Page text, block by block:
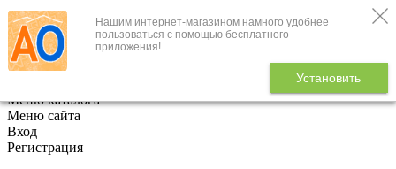
Нашим интернет-магазином намного удобнее
пользоваться с помощью бесплатного
приложения!
Установить
+7 (495) 646-888-1
В корзине
Меню каталога
Меню сайта
Вход
Регистрация